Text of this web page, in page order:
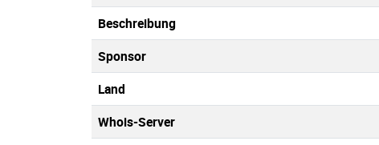
Beschreibung
Sponsor
Land
Whois-Server